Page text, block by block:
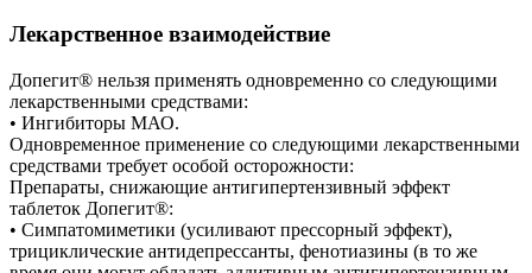
Лекарственное взаимодействие
Допегит® нельзя применять одновременно со следующими
лекарственными средствами:
• Ингибиторы МАО.
Одновременное применение со следующими лекарственными
средствами требует особой осторожности:
Препараты, снижающие антигипертензивный эффект
таблеток Допегит®:
• Симпатомиметики (усиливают прессорный эффект),
трициклические антидепрессанты, фенотиазины (в то же